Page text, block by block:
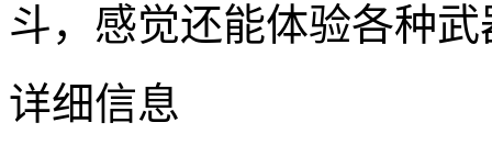
斗，感觉还能体验各种
详细信息